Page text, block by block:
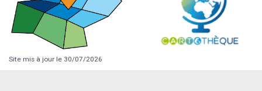
Site mis à jour le 30/07/2026